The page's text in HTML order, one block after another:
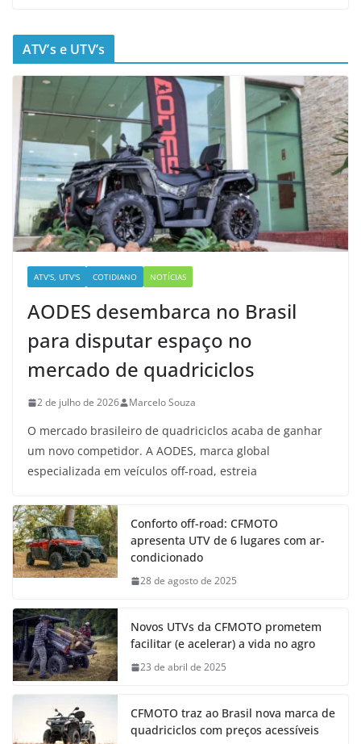
ATV’s e UTV’s
ATV'S, UTV'S COTIDIANO NOTÍCIAS
AODES desembarca no Brasil
para disputar espaço no
mercado de quadriciclos
2 de julho de 2026 Marcelo Souza
O mercado brasileiro de quadriciclos acaba de ganhar
um novo competidor. A AODES, marca global
especializada em veículos off-road, estreia
Conforto off-road: CFMOTO
apresenta UTV de 6 lugares com ar-
condicionado
28 de agosto de 2025
Novos UTVs da CFMOTO prometem
facilitar (e acelerar) a vida no agro
23 de abril de 2025
CFMOTO traz ao Brasil nova marca de
quadriciclos com preços acessíveis